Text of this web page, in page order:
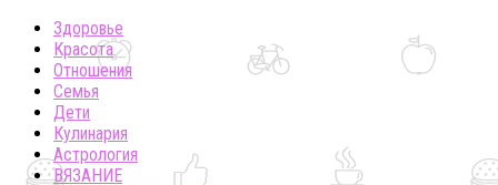
Здоровье
Красота
Отношения
Семья
Дети
Кулинария
Астрология
ВЯЗАНИЕ